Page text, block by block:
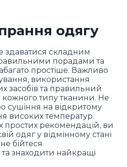
одягу
здаватися складним
порадами та
простіше. Важливо
використання
засобів та правильний
типу тканини. Не
сушіння на відкритому
високих температур.
рекомендацій, ви
одяг у відмінному стані
бійтеся
знаходити найкращі